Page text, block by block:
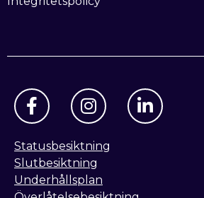
Statusbesiktning
Slutbesiktning
Underhållsplan